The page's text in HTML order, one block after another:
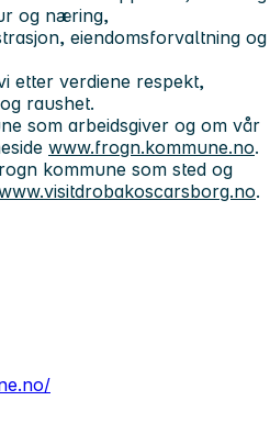
og næring,
eiendomsforvaltning og
etter verdiene respekt,
raushet.
som arbeidsgiver og om vår
www.frogn.kommune.no.
kommune som sted og
.